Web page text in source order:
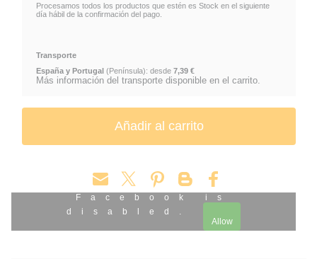
Procesamos todos los productos que estén es Stock en el siguiente
día hábil de la confirmación del pago.
Transporte
España y Portugal (Península): desde 7,39 €
Más información del transporte disponible en el carrito.
Facebook is
disabled.
Allow